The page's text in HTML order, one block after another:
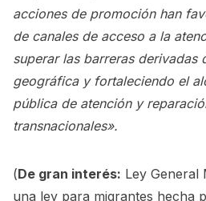
acciones de promoción han
de canales de acceso a la
superar las barreras derivadas
geográfica y fortaleciendo el
pública de atención y
transnacionales».
(De gran interés: Ley General
una ley para migrantes hecha